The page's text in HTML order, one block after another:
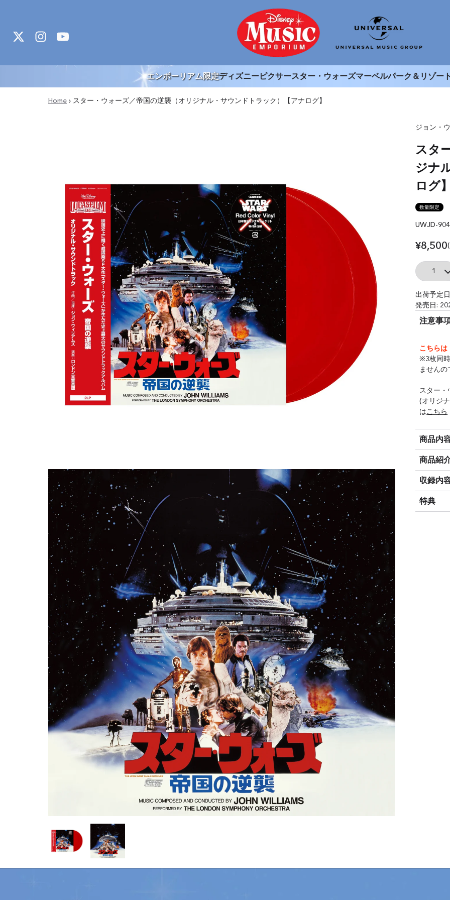
エンポーリアム限定ディズニーピクサースター・ウォーズマーベルパーク＆リゾー
Home › スター・ウォーズ／帝国の逆襲（オリジナル・サウンドトラック）【アナログ】
ジョン・
スタ
ジナ
ログ
数量限定
UWJD-
¥8,500
Quantity
出荷予定
発売日:
注意事
こちらは
※3枚同
ません
スター・
(オリジ
はこちら
商品内
商品紹
収録内
特典